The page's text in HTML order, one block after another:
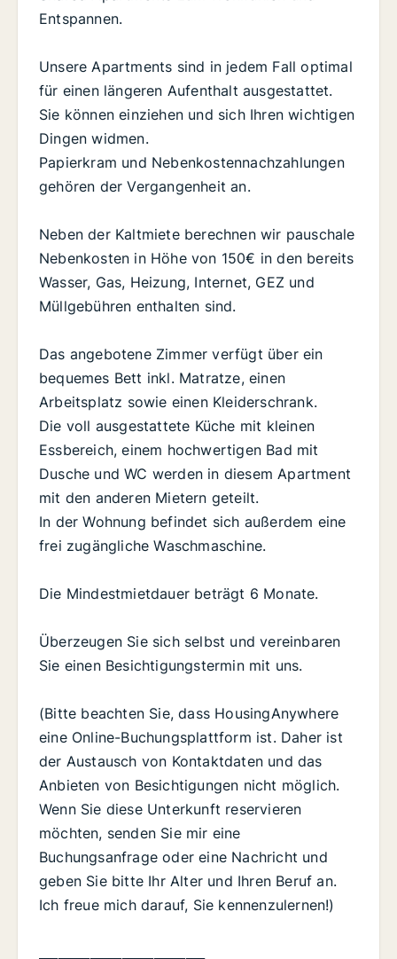
Entspannen.
Unsere Apartments sind in jedem Fall optimal
für einen längeren Aufenthalt ausgestattet.
Sie können einziehen und sich Ihren wichtigen
Dingen widmen.
Papierkram und Nebenkostennachzahlungen
gehören der Vergangenheit an.
Neben der Kaltmiete berechnen wir pauschale
Nebenkosten in Höhe von 150€ in den bereits
Wasser, Gas, Heizung, Internet, GEZ und
Müllgebühren enthalten sind.
Das angebotene Zimmer verfügt über ein
bequemes Bett inkl. Matratze, einen
Arbeitsplatz sowie einen Kleiderschrank.
Die voll ausgestattete Küche mit kleinen
Essbereich, einem hochwertigen Bad mit
Dusche und WC werden in diesem Apartment
mit den anderen Mietern geteilt.
In der Wohnung befindet sich außerdem eine
frei zugängliche Waschmaschine.
Die Mindestmietdauer beträgt 6 Monate.
Überzeugen Sie sich selbst und vereinbaren
Sie einen Besichtigungstermin mit uns.
(Bitte beachten Sie, dass HousingAnywhere
eine Online-Buchungsplattform ist. Daher ist
der Austausch von Kontaktdaten und das
Anbieten von Besichtigungen nicht möglich.
Wenn Sie diese Unterkunft reservieren
möchten, senden Sie mir eine
Buchungsanfrage oder eine Nachricht und
geben Sie bitte Ihr Alter und Ihren Beruf an.
Ich freue mich darauf, Sie kennenzulernen!)